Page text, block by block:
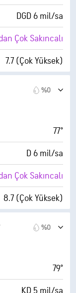
10 (Çok Parlak)
%0
6 mil
DGD 6 mil/sa
Çok Sakıncalı
7.7 (Çok Yüksek)
30° F
10 (Çok Parlak)
%0
6 mil
%0
77°
D 6 mil/sa
Çok Sakıncalı
8.7 (Çok Yüksek)
30° F
10 (Çok Parlak)
%0
79°
KD 5 mil/sa